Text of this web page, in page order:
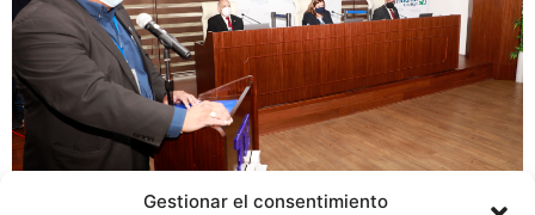
Gestionar el consentimiento